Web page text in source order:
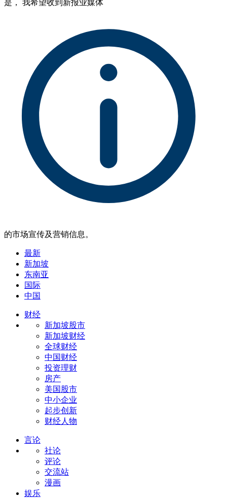
是， 我希望收到新报业媒体
的市场宣传及营销信息。
最新
新加坡
东南亚
国际
中国
财经
新加坡股市
新加坡财经
全球财经
中国财经
投资理财
房产
美国股市
中小企业
起步创新
财经人物
言论
社论
评论
交流站
漫画
娱乐